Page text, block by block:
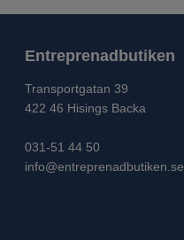
Entreprenadbutiken
Transportgatan 39
422 46 Hisings Backa
031-51 44 50
info@entreprenadbutiken.se